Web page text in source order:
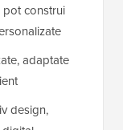
construi
adaptate
design,